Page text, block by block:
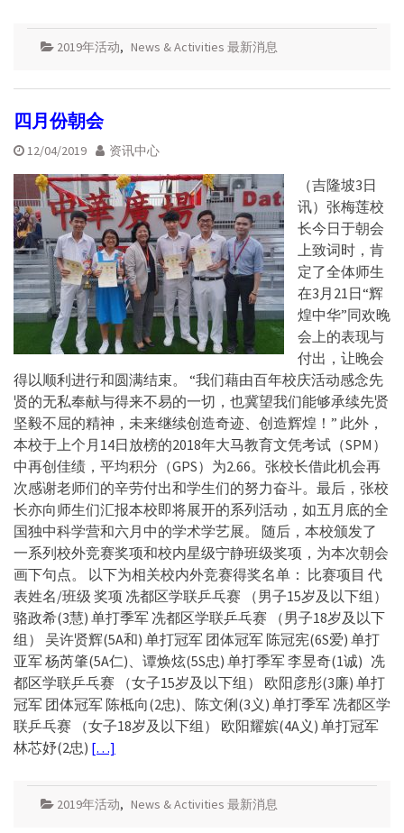
2019年活动, News & Activities 最新消息
四月份朝会
12/04/2019 资讯中心
（吉隆坡3日
讯）张梅莲校
长今日于朝会
上致词时，肯
定了全体师生
在3月21日“辉
煌中华”同欢晚
会上的表现与
付出，让晚会
得以顺利进行和圆满结束。 “我们藉由百年校庆活动感念先
贤的无私奉献与得来不易的一切，也冀望我们能够承续先贤
坚毅不屈的精神，未来继续创造奇迹、创造辉煌！” 此外，
本校于上个月14日放榜的2018年大马教育文凭考试（SPM）
中再创佳绩，平均积分（GPS）为2.66。张校长借此机会再
次感谢老师们的辛劳付出和学生们的努力奋斗。最后，张校
长亦向师生们汇报本校即将展开的系列活动，如五月底的全
国独中科学营和六月中的学术学艺展。 随后，本校颁发了
一系列校外竞赛奖项和校内星级宁静班级奖项，为本次朝会
画下句点。 以下为相关校内外竞赛得奖名单： 比赛项目 代
表姓名/班级 奖项 冼都区学联乒乓赛 （男子15岁及以下组）
骆政希(3慧) 单打季军 冼都区学联乒乓赛 （男子18岁及以下
组） 吴许贤辉(5A和) 单打冠军 团体冠军 陈冠宪(6S爱) 单打
亚军 杨芮肇(5A仁)、谭焕炫(5S忠) 单打季军 李昱奇(1诚) 冼
都区学联乒乓赛 （女子15岁及以下组） 欧阳彦彤(3廉) 单打
冠军 团体冠军 陈柢向(2忠)、陈文俐(3义) 单打季军 冼都区学
联乒乓赛 （女子18岁及以下组） 欧阳耀嫔(4A义) 单打冠军
林芯妤(2忠) […]
2019年活动, News & Activities 最新消息